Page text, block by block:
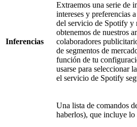
Inferencias
Extraemos una serie de
intereses y preferencias
del servicio de Spotify y
obtenemos de nuestros
colaboradores
de segmentos de
función de tu
usarse para seleccionar
el servicio de Spotify
Una lista de comandos
haberlos), que incluye lo